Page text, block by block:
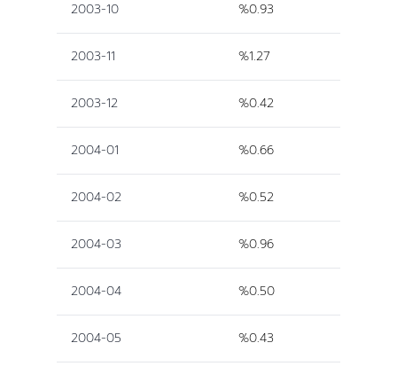
2003-10 %0.93
2003-11 %1.27
2003-12 %0.42
2004-01 %0.66
2004-02 %0.52
2004-03 %0.96
2004-04 %0.50
2004-05 %0.43